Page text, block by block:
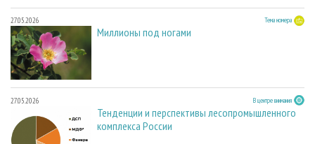
27.05.2026 Тема номера
Миллионы под ногами
27.05.2026 В центре внимания
Тенденции и перспективы лесопромышленного
комплекса России